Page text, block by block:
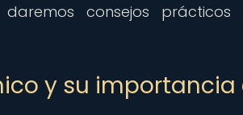
consejos
y su importancia